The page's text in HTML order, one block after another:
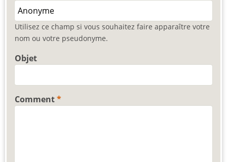
Utilisez ce champ si vous souhaitez faire apparaître votre
nom ou votre pseudonyme.
Objet
Comment